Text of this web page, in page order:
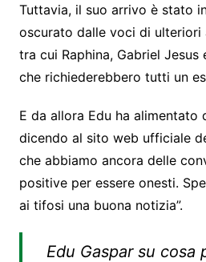
Tuttavia, il suo arrivo è stato
oscurato dalle voci di ulteriori
tra cui Raphina, Gabriel
che richiederebbero tutti un
E da allora Edu ha alimentato
dicendo al sito web ufficiale
che abbiamo ancora delle
positive per essere onesti.
ai tifosi una buona notizia”.
Edu Gaspar su cosa